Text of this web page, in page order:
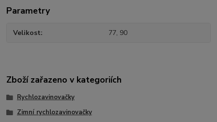
Parametry
Velikost 77, 90
Zboží zařazeno v kategoriích
Rychlozavinovačky
Zimní rychlozavinovačky